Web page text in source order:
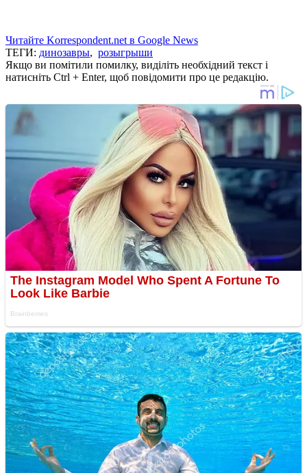
Читайте Korrespondent.net в Google News
ТЕГИ: динозавры, розыгрыши
Якщо ви помітили помилку, виділіть необхідний текст і
натисніть Ctrl + Enter, щоб повідомити про це редакцію.